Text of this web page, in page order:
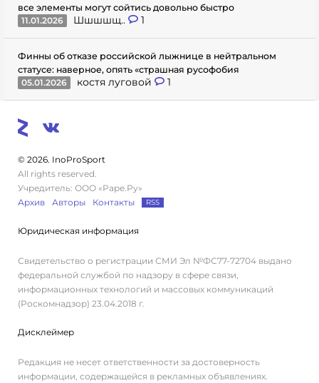
все элементы могут сойтись довольно быстро
11.01.2026
Шшшшщ.. 1
Финны об отказе российской лыжнице в нейтральном
статусе: наверное, опять «страшная русофобия
05.01.2026
костя луговой 1
© 2026. InoProSport
All rights reserved.
Учредитель: ООО «Раре.Ру»
Архив
Авторы Контакты RSS
Юридическая информация
Свидетельство о регистрации СМИ Эл №ФС77-72704 выдано
федеральной службой по надзору в сфере связи,
информационных технологий и массовых коммуникаций
(Роскомнадзор) 23.04.2018 г.
Дисклеймер
Редакция не несет ответственности за достоверность
информации, содержащейся в рекламных объявлениях.